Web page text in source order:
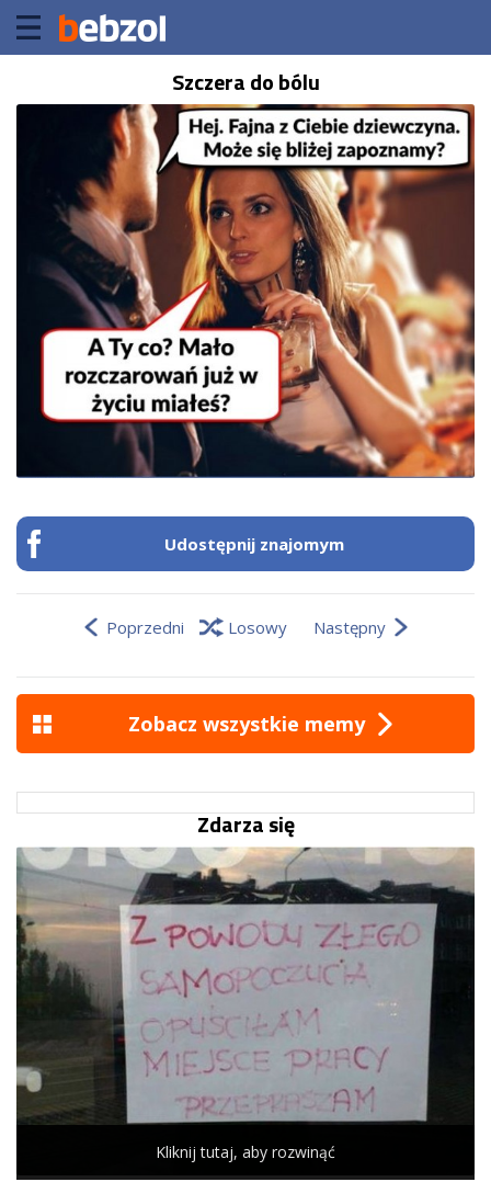
Szczera do bólu
Udostępnij znajomym
Poprzedni Losowy Następny
Zobacz wszystkie memy
Zdarza się
Kliknij tutaj, aby rozwinąć